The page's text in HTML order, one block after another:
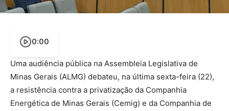
0:00
Uma audiência pública na Assembleia Legislativa de
Minas Gerais (ALMG) debateu, na última sexta-feira (22),
a resistência contra a privatização da Companhia
Energética de Minas Gerais (Cemig) e da Companhia de